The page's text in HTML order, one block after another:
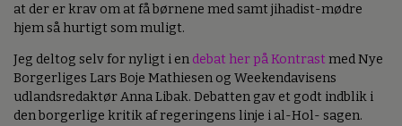
at der er krav om at få børnene med samt jihadist-mødre
hjem så hurtigt som muligt.
Jeg deltog selv for nyligt i en debat her på Kontrast med Nye
Borgerliges Lars Boje Mathiesen og Weekendavisens
udlandsredaktør Anna Libak. Debatten gav et godt indblik i
den borgerlige kritik af regeringens linje i al-Hol- sagen.